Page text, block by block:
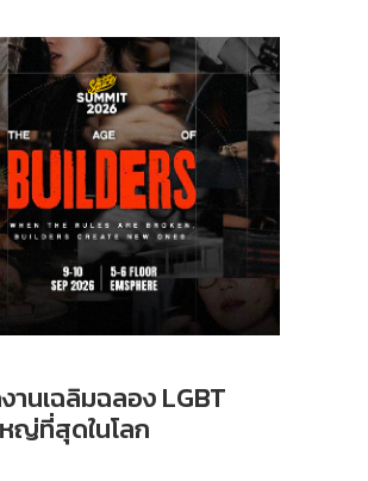
นเฉลิมฉลอง LGBT
ญ่ที่สุดในโลก